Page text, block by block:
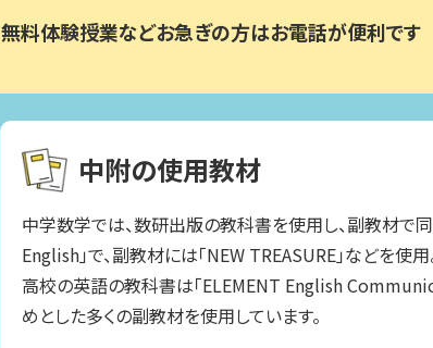
無料体験授業などお急ぎの方はお電話が便利です
中附の使用教材
中学数学では、数研出版の教科書を使用し、副教材で
English」で、副教材には「NEW TREASURE」などを使用
高校の英語の教科書は「ELEMENT English
めとした多くの副教材を使用しています。